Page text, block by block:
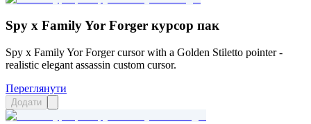
Spy x Family Yor Forger курсор пак
Spy x Family Yor Forger cursor with a Golden Stiletto pointer -
realistic elegant assassin custom cursor.
Переглянути
Додати